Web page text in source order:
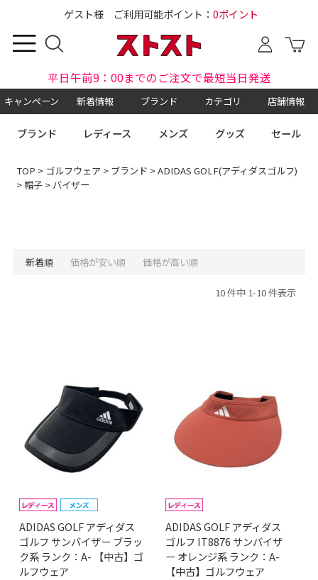
ゲスト様 ご利用可能ポイント： 0ポイント
平日午前9：00までのご注文で最短当日発送
キャンペーン 新着情報 ブランド カテゴリ 店舗情報
ブランド レディース メンズ グッズ セール
TOP > ゴルフウェア > ブランド >ADIDAS GOLF(アディダスゴルフ)
> 帽子> バイザー
新着順 価格が安い順 価格が高い順
10 件中 1-10 件表示
ADIDAS GOLF アディダス
ゴルフ サンバイザー ブラッ
ク系 ランク：A- 【中古】ゴ
ルフウェア
ADIDAS GOLF アディダス
ゴルフ IT8876 サンバイザ
ー オレンジ系 ランク：A-
【中古】ゴルフウェア